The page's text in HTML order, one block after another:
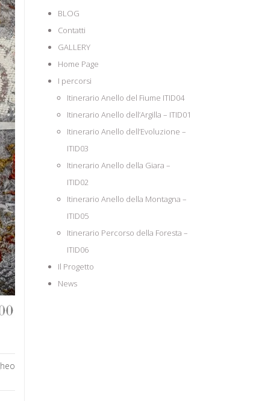
BLOG
Contatti
GALLERY
Home Page
I percorsi
Itinerario Anello del Fiume ITID04
Itinerario Anello dell’Argilla – ITID01
Itinerario Anello dell’Evoluzione –
ITID03
Itinerario Anello della Giara –
ITID02
Itinerario Anello della Montagna –
ITID05
Itinerario Percorso della Foresta –
ITID06
Il Progetto
News